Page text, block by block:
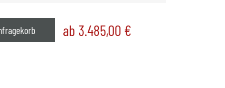
ab 3.485,00 €